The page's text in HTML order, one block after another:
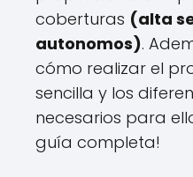
coberturas (alta
autonomos).
cómo realizar el
sencilla y los
necesarios para
guía completa!